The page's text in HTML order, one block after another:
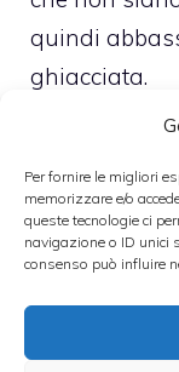
Per fornire le migliori
memorizzare e/o
queste tecnologie ci
navigazione o ID unici
consenso può influire
quindi
ghiacciata.
sciogliete il
yogurt. Unite
composto
le gocce di